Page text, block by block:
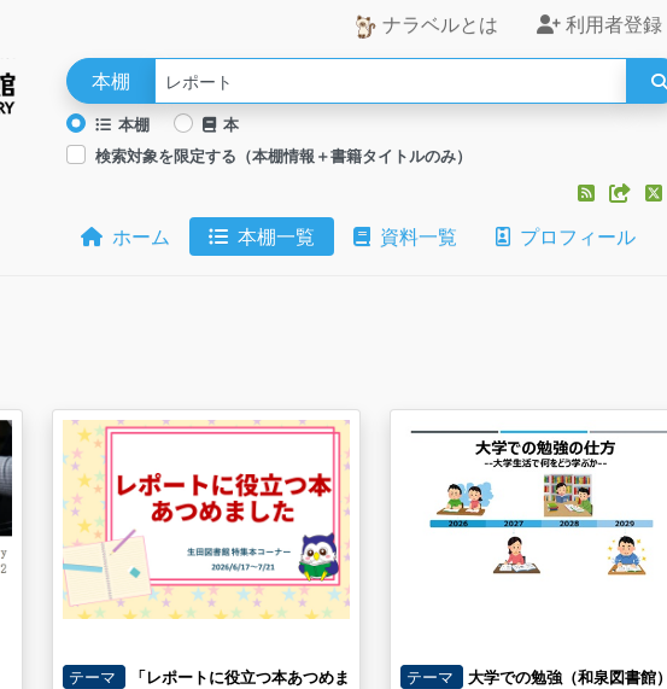
ナラベルとは 利用者登録
本棚
本棚
本
検索対象を限定する（本棚情報＋書籍タイトルのみ）
ホーム 本棚一覧 資料一覧 プロフィール
テーマ
「レポートに役立つ本あつめま
テーマ 大学での勉強（和泉図書館）